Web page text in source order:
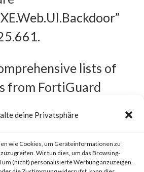
deine Privatsphäre
wie Cookies, um Geräteinformationen zu
Wir tun dies, um das Browsing-
(nicht) personalisierte Werbung anzuzeigen.
lists of
from FortiGuard
visit the Outbreak
further details.